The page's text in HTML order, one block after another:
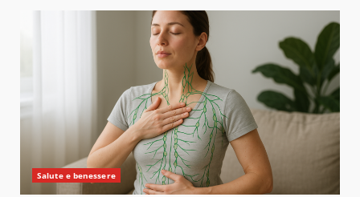
Salute e benessere